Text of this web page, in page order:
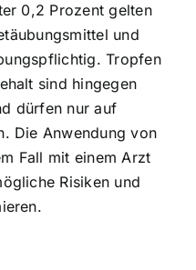
0,2 Prozent gelten
und
Tropfen
sind hingegen
dürfen nur auf
Die Anwendung von
Fall mit einem Arzt
Risiken und